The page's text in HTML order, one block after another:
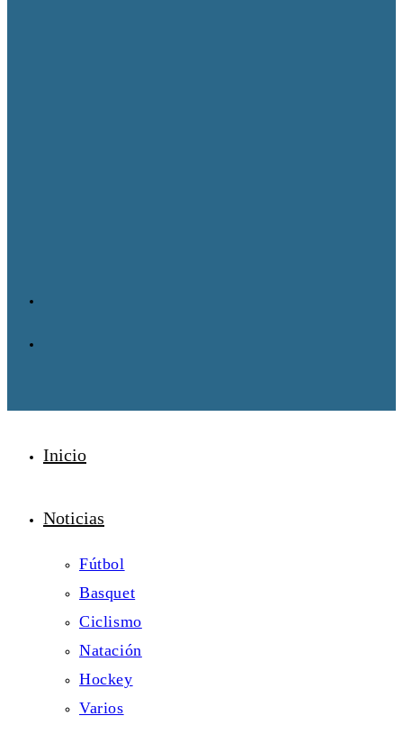
Inicio
Noticias
Fútbol
Basquet
Ciclismo
Natación
Hockey
Varios